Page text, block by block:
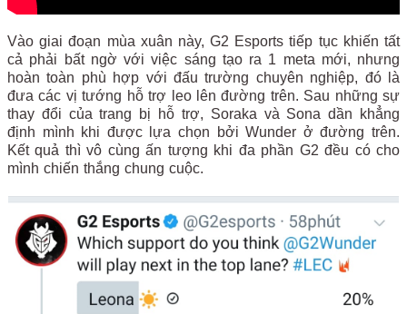
Vào giai đoạn mùa xuân này, G2 Esports tiếp tục khiến tất
cả phải bất ngờ với việc sáng tạo ra 1 meta mới, nhưng
hoàn toàn phù hợp với đấu trường chuyên nghiệp, đó là
đưa các vị tướng hỗ trợ leo lên đường trên. Sau những sự
thay đổi của trang bị hỗ trợ, Soraka và Sona dần khẳng
định mình khi được lựa chọn bởi Wunder ở đường trên.
Kết quả thì vô cùng ấn tượng khi đa phần G2 đều có cho
mình chiến thắng chung cuộc.